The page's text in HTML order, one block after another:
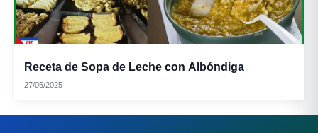
Receta de Sopa de Leche con Albóndiga
27/05/2025